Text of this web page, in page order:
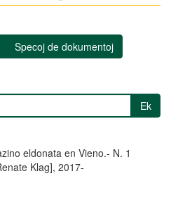
Specoj de dokumentoj
Ek
eldonata en Vieno.- N. 1
Klag], 2017-